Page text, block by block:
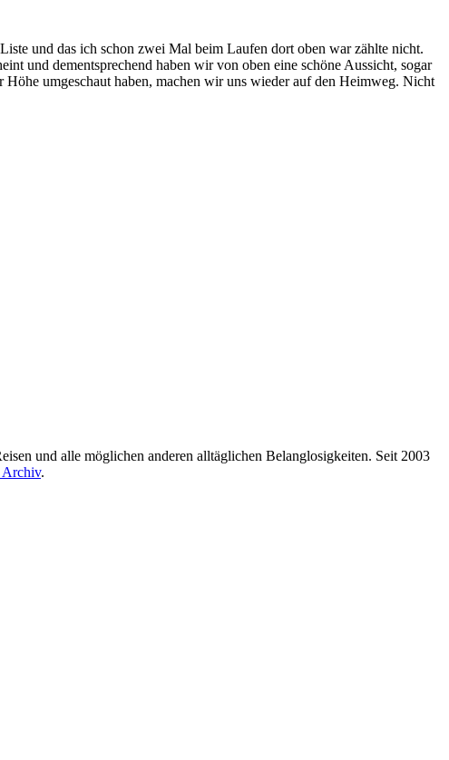
und das ich schon zwei Mal beim Laufen dort oben war zählte nicht.
und dementsprechend haben wir von oben eine schöne Aussicht, sogar
umgeschaut haben, machen wir uns wieder auf den Heimweg. Nicht
und alle möglichen anderen alltäglichen Belanglosigkeiten. Seit 2003
Archiv.